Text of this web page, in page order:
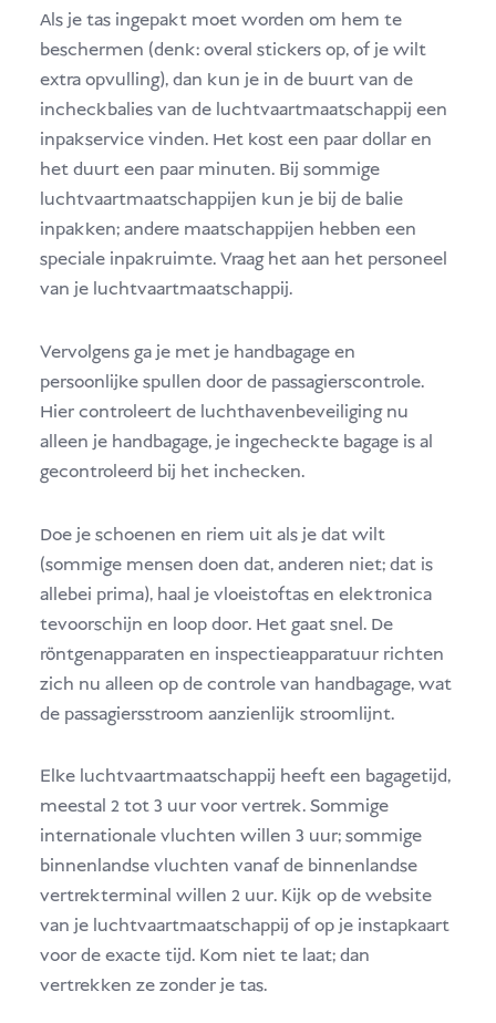
Als je tas ingepakt moet worden om hem te
beschermen (denk: overal stickers op, of je wilt
extra opvulling), dan kun je in de buurt van de
incheckbalies van de luchtvaartmaatschappij een
inpakservice vinden. Het kost een paar dollar en
het duurt een paar minuten. Bij sommige
luchtvaartmaatschappijen kun je bij de balie
inpakken; andere maatschappijen hebben een
speciale inpakruimte. Vraag het aan het personeel
van je luchtvaartmaatschappij.
Vervolgens ga je met je handbagage en
persoonlijke spullen door de passagierscontrole.
Hier controleert de luchthavenbeveiliging nu
alleen je handbagage, je ingecheckte bagage is al
gecontroleerd bij het inchecken.
Doe je schoenen en riem uit als je dat wilt
(sommige mensen doen dat, anderen niet; dat is
allebei prima), haal je vloeistoftas en elektronica
tevoorschijn en loop door. Het gaat snel. De
röntgenapparaten en inspectieapparatuur richten
zich nu alleen op de controle van handbagage, wat
de passagiersstroom aanzienlijk stroomlijnt.
Elke luchtvaartmaatschappij heeft een bagagetijd,
meestal 2 tot 3 uur voor vertrek. Sommige
internationale vluchten willen 3 uur; sommige
binnenlandse vluchten vanaf de binnenlandse
vertrekterminal willen 2 uur. Kijk op de website
van je luchtvaartmaatschappij of op je instapkaart
voor de exacte tijd. Kom niet te laat; dan
vertrekken ze zonder je tas.